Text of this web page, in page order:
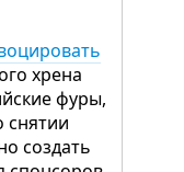
хрена
фуры,
снятии
создать